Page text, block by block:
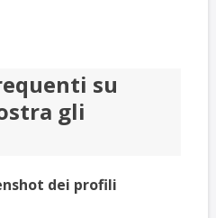
su
gli
dei profili